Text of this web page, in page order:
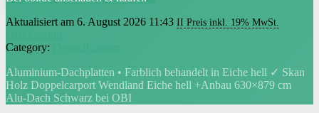
Aktualisiert am 6. August 2026 11:43 II Preis inkl. 19% MwSt.
Category:
Aluminium-Dachplatten • Farblich behandelt in Eiche hell ✓ Skan
Holz Doppelcarport Wendland Eiche hell +Anbau 630×879 cm
Alu-Dach Schwarz bei OBI